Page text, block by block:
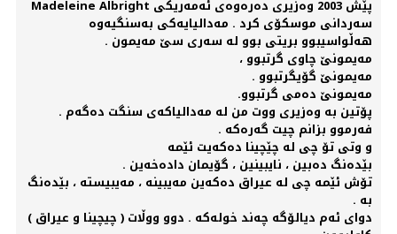
پێش 2003 وەزیری دەرەوەی ئەمەریکی Madeleine Albright
سەردانی موسکۆی کرد . مەدالیایەکی بەسنگیەوە
هەڵواسیبوو بریتی بوو لە سەری سێ مەیمون .
مەیمونێ چاوی گرتبوو ،
مەیمونێ گۆیگرتبوو .
مەیمونێ دەمی گرتبوو.
پۆتین بە وەزیری ووت من لە مەدالیاکەی سنگت دەگەم .
فەرموو بزانم چیت گەرەکە .
و وتی تۆ چی لە چێچینا دەکەیت ئێمە
بێدەنگ دەبین ، نایبینین ، گۆیمان دادەخەین .
تۆش ئێمە چی لە عیراق دەکەین مەیبینە ، مەیبیستە ، بێدەنگ
بە .
دوای ئەم دیالۆگە چەند خولەکە . دوو ووڵات ( چیچینا و عیراق )